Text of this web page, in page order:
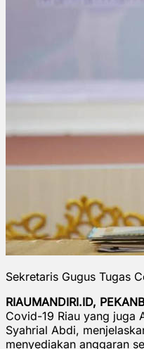
Sekretaris Gugus Tugas
RIAUMANDIRI.ID,
Covid-19 Riau yang juga
Syahrial Abdi,
menyediakan anggaran